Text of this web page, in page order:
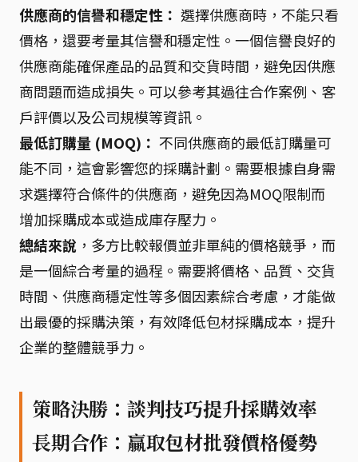
供應商的信譽和穩定性： 選擇供應商時，不能只看
價格，還要考量其信譽和穩定性。一個信譽良好的
供應商能確保產品的品質和交貨時間，避免因供應
商問題而造成損失。可以參考其過往合作案例、客
戶評價以及公司規模等資訊。
最低訂購量 (MOQ)： 不同供應商的最低訂購量可
能不同，這會影響您的採購計劃。需要根據自身需
求選擇符合條件的供應商，避免因為MOQ限制而
增加採購成本或造成庫存壓力。
總結來說 ，多方比較報價並非單純的價格競爭，而
是一個綜合考量的過程。需要將價格、品質、交貨
時間、供應商穩定性等多個因素綜合考慮，才能做
出最優的採購決策，有效降低包材採購成本，提升
企業的整體競爭力。
策略決勝：談判技巧提升採購效率
長期合作：贏取包材批發價格優勢